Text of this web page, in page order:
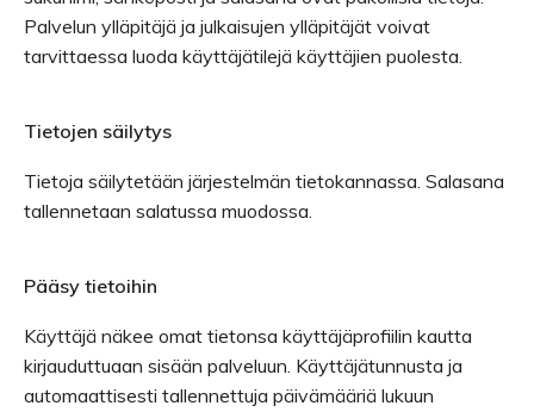
Palvelun ylläpitäjä ja julkaisujen ylläpitäjät voivat
tarvittaessa luoda käyttäjätilejä käyttäjien puolesta.
Tietojen säilytys
Tietoja säilytetään järjestelmän tietokannassa. Salasana
tallennetaan salatussa muodossa.
Pääsy tietoihin
Käyttäjä näkee omat tietonsa käyttäjäprofiilin kautta
kirjauduttuaan sisään palveluun. Käyttäjätunnusta ja
automaattisesti tallennettuja päivämääriä lukuun